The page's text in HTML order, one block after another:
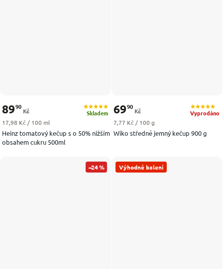
Heinz tomatový kečup s o 50% nižším
obsahem cukru 500ml
Skladem
8990
Kč
Měrná cena:
17,98 Kč / 100 ml
Wiko středně jemný kečup 900 g
Vyprodáno
6990
Kč
Měrná cena:
7,77 Kč / 100 g
–24 % Výhodné balení